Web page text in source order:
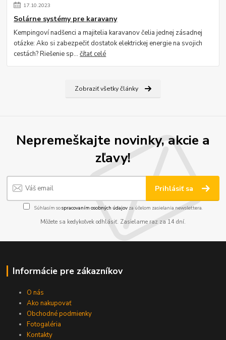
17.10.2023
Solárne systémy pre karavany
Kempingoví nadšenci a majitelia karavanov čelia jednej zásadnej
otázke: Ako si zabezpečiť dostatok elektrickej energie na svojich
cestách? Riešenie sp...čítať celé
Zobraziť všetky články
Nepremeškajte novinky, akcie a
zľavy!
Prihlásiť sa
Súhlasím sospracovaním osobných údajov za účelom zasielania newslettera.
Môžete sa kedykoľvek odhlásiť. Zasielame raz za 14 dní.
Informácie pre zákazníkov
O nás
Ako nakupovať
Obchodné podmienky
Fotogaléria
Kontakty